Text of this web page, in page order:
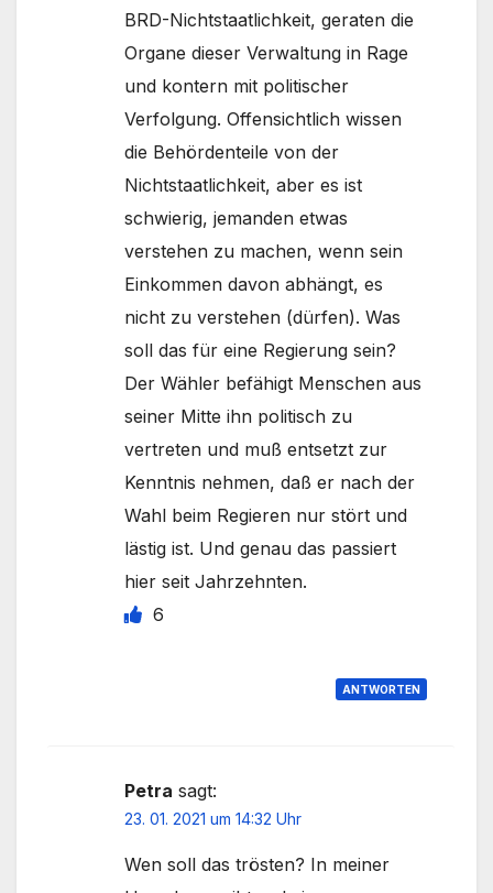
BRD-Nichtstaatlichkeit, geraten die
Organe dieser Verwaltung in Rage
und kontern mit politischer
Verfolgung. Offensichtlich wissen
die Behördenteile von der
Nichtstaatlichkeit, aber es ist
schwierig, jemanden etwas
verstehen zu machen, wenn sein
Einkommen davon abhängt, es
nicht zu verstehen (dürfen). Was
soll das für eine Regierung sein?
Der Wähler befähigt Menschen aus
seiner Mitte ihn politisch zu
vertreten und muß entsetzt zur
Kenntnis nehmen, daß er nach der
Wahl beim Regieren nur stört und
lästig ist. Und genau das passiert
hier seit Jahrzehnten.
6
ANTWORTEN
Petra sagt:
23. 01. 2021 um 14:32 Uhr
Wen soll das trösten? In meiner